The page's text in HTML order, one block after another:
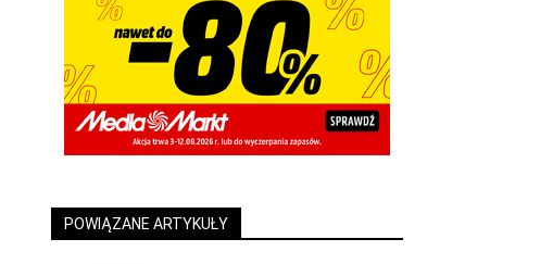
POWIĄZANE ARTYKUŁY